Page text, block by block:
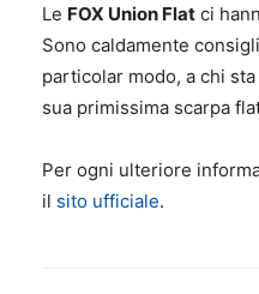
Le FOX Union Flat ci
Sono caldamente
particolar modo, a chi
sua primissima scarpa
Per ogni ulteriore
il sito ufficiale.